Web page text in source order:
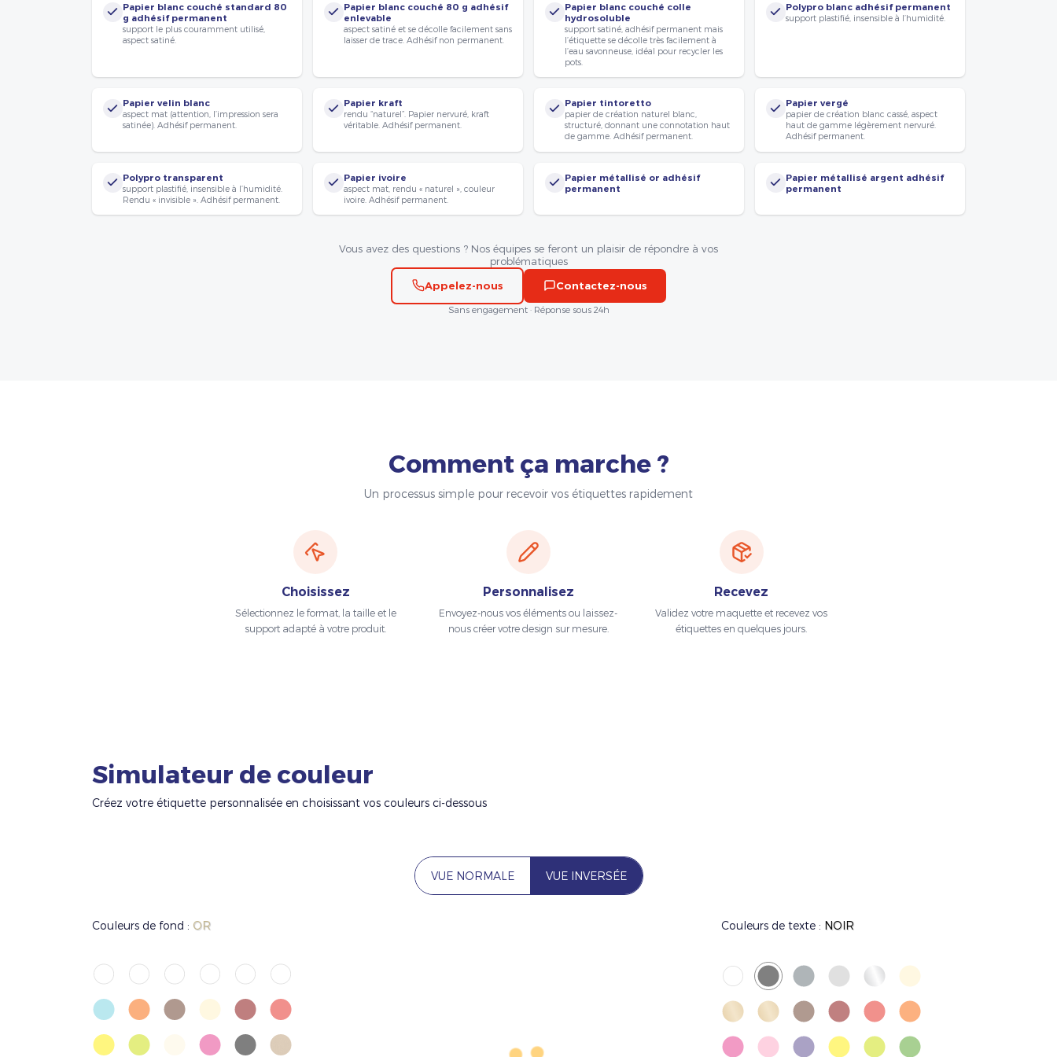
Papier blanc couché standard 80
g adhésif permanent
support le plus couramment utilisé,
aspect satiné.
Papier blanc couché 80 g adhésif
enlevable
aspect satiné et se décolle facilement sans
laisser de trace. Adhésif non permanent.
Papier blanc couché colle
hydrosoluble
support satiné, adhésif permanent mais
l’étiquette se décolle très facilement à
l’eau savonneuse, idéal pour recycler les
pots.
Polypro blanc adhésif permanent
support plastifié, insensible à l’humidité.
Papier velin blanc
aspect mat (attention, l’impression sera
satinée). Adhésif permanent.
Papier kraft
rendu “naturel”. Papier nervuré, kraft
véritable. Adhésif permanent.
Papier tintoretto
papier de création naturel blanc,
structuré, donnant une connotation haut
de gamme. Adhésif permanent.
Papier vergé
papier de création blanc cassé, aspect
haut de gamme légèrement nervuré.
Adhésif permanent.
Polypro transparent
support plastifié, insensible à l’humidité.
Rendu « invisible ». Adhésif permanent.
Papier ivoire
aspect mat, rendu « naturel », couleur
ivoire. Adhésif permanent.
Papier métallisé or adhésif
permanent
Papier métallisé argent adhésif
permanent
Vous avez des questions ? Nos équipes se feront un plaisir de répondre à vos
problématiques
Appelez-nous
Contactez-nous
Sans engagement · Réponse sous 24h
Comment ça marche ?
Un processus simple pour recevoir vos étiquettes rapidement
Choisissez
Sélectionnez le format, la taille et le
support adapté à votre produit.
Personnalisez
Envoyez-nous vos éléments ou laissez-
nous créer votre design sur mesure.
Recevez
Validez votre maquette et recevez vos
étiquettes en quelques jours.
Simulateur de couleur
Créez votre étiquette personnalisée en choisissant vos couleurs ci-dessous
VUE NORMALE VUE INVERSÉE
Couleurs de fond : OR Couleurs de texte : NOIR